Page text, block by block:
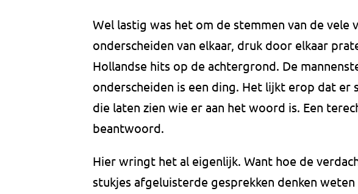
Wel lastig was het om de stemmen van de vele
onderscheiden van elkaar, druk door elkaar
Hollandse hits op de achtergrond. De
onderscheiden is een ding. Het lijkt erop dat er
die laten zien wie er aan het woord is. Een
beantwoord.
Hier wringt het al eigenlijk. Want hoe de
stukjes afgeluisterde gesprekken denken